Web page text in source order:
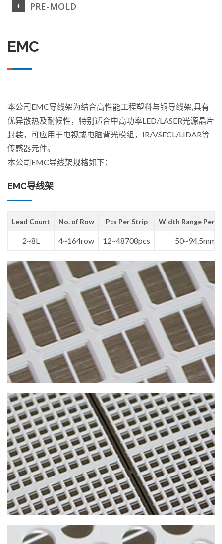
PRE-MOLD
EMC
本公司EMC导线架为结合高性能工程塑料与铜导线架,具有
优异散热及耐候性，特别适合中高功率LED/LASER光源晶片
封装，可应用于电视或电脑背光模组，IR/VSECL/LIDAR等
传感器元件。
本公司EMC导线架规格如下：
EMC导线架
Lead Count No. of Row Pcs Per Strip Width Range Per
2~8L 4~164row 12~48708pcs 50~94.5mm